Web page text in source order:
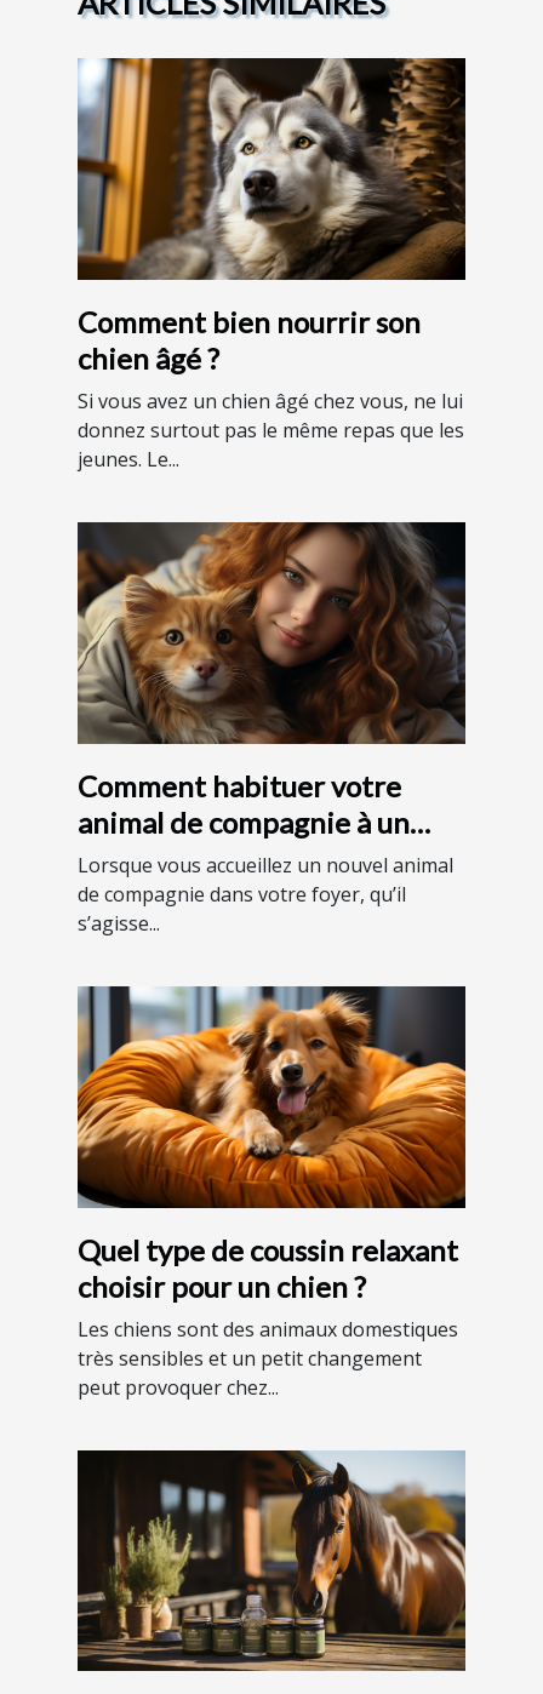
Comment bien nourrir son
chien âgé ?
Si vous avez un chien âgé chez vous, ne lui
donnez surtout pas le même repas que les
jeunes. Le...
Comment habituer votre
animal de compagnie à un
environnement domestique ?
Lorsque vous accueillez un nouvel animal
de compagnie dans votre foyer, qu’il
s’agisse...
Quel type de coussin relaxant
choisir pour un chien ?
Les chiens sont des animaux domestiques
très sensibles et un petit changement
peut provoquer chez...